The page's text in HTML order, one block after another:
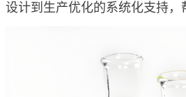
设计到生产优化的系统化支持